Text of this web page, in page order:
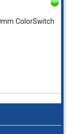
ColorSwitch